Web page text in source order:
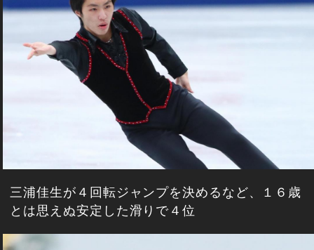
三浦佳生が４回転ジャンプを決めるなど、１６歳
とは思えぬ安定した滑りで４位